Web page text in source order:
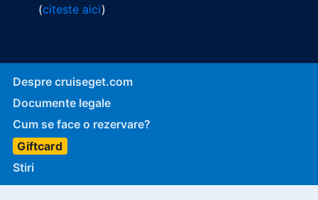
(citeste aici)
Despre cruiseget.com
Documente legale
Cum se face o rezervare?
Giftcard
Stiri